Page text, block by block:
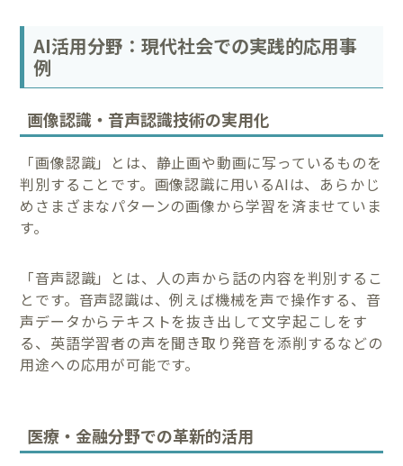
AI活用分野：現代社会での実践的応用事
例
画像認識・音声認識技術の実用化
「画像認識」とは、静止画や動画に写っているものを
判別することです。画像認識に用いるAIは、あらかじ
めさまざまなパターンの画像から学習を済ませていま
す。
「音声認識」とは、人の声から話の内容を判別するこ
とです。音声認識は、例えば機械を声で操作する、音
声データからテキストを抜き出して文字起こしをす
る、英語学習者の声を聞き取り発音を添削するなどの
用途への応用が可能です。
医療・金融分野での革新的活用